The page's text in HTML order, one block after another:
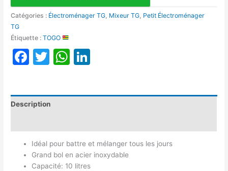
Catégories : Électroménager TG Mixeur TG Petit Électroménager
TG
Étiquette :TOGO
Facebook
TwitterWhatsApp
Description
Idéal pour battre et mélanger tous les jours
Grand bol en acier inoxydable
Capacité: 10 litres